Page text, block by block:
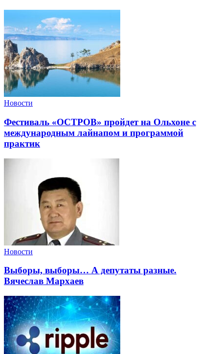
Новости
Фестиваль «ОСТРОВ» пройдет на Ольхоне с
международным лайнапом и программой
практик
Новости
Выборы, выборы… А депутаты разные.
Вячеслав Мархаев